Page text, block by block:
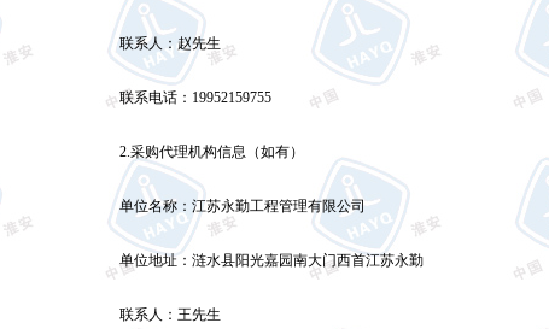
联系人： 赵先生
联系电话： 19952159755
2.采购代理机构信息（如有）
单位名称：江苏永勤工程管理有限公司
单位地址：涟水县阳光嘉园南大门西首江苏永勤
联系人： 王先生